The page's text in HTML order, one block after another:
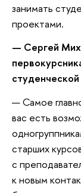
занимать
проектами.
— Сергей
— Самое
вас есть
старших
с
к новым